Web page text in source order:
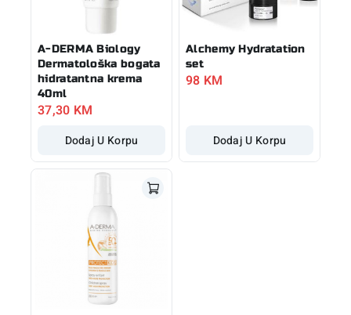
A-DERMA Biology
Dermatološka bogata
hidratantna krema
40ml
37,30 KM
Dodaj U Korpu
Alchemy Hydratation
set
98 KM
Dodaj U Korpu